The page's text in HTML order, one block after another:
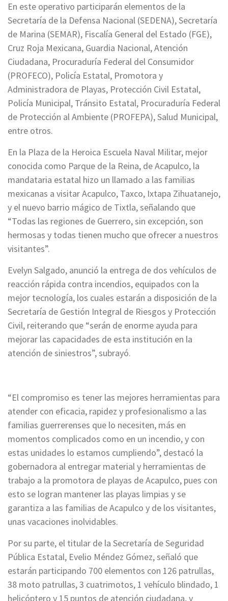
En este operativo participarán elementos de la
Secretaría de la Defensa Nacional (SEDENA), Secretaría
de Marina (SEMAR), Fiscalía General del Estado (FGE),
Cruz Roja Mexicana, Guardia Nacional, Atención
Ciudadana, Procuraduría Federal del Consumidor
(PROFECO), Policía Estatal, Promotora y
Administradora de Playas, Protección Civil Estatal,
Policía Municipal, Tránsito Estatal, Procuraduría Federal
de Protección al Ambiente (PROFEPA), Salud Municipal,
entre otros.
En la Plaza de la Heroica Escuela Naval Militar, mejor
conocida como Parque de la Reina, de Acapulco, la
mandataria estatal hizo un llamado a las familias
mexicanas a visitar Acapulco, Taxco, Ixtapa Zihuatanejo,
y el nuevo barrio mágico de Tixtla, señalando que
“Todas las regiones de Guerrero, sin excepción, son
hermosas y todas tienen mucho que ofrecer a nuestros
visitantes”.
Evelyn Salgado, anunció la entrega de dos vehículos de
reacción rápida contra incendios, equipados con la
mejor tecnología, los cuales estarán a disposición de la
Secretaría de Gestión Integral de Riesgos y Protección
Civil, reiterando que “serán de enorme ayuda para
mejorar las capacidades de esta institución en la
atención de siniestros”, subrayó.
“El compromiso es tener las mejores herramientas para
atender con eficacia, rapidez y profesionalismo a las
familias guerrerenses que lo necesiten, más en
momentos complicados como en un incendio, y con
estas unidades lo estamos cumpliendo”, destacó la
gobernadora al entregar material y herramientas de
trabajo a la promotora de playas de Acapulco, pues con
esto se logran mantener las playas limpias y se
garantiza a las familias de Acapulco y de los visitantes,
unas vacaciones inolvidables.
Por su parte, el titular de la Secretaría de Seguridad
Pública Estatal, Evelio Méndez Gómez, señaló que
estarán participando 700 elementos con 126 patrullas,
38 moto patrullas, 3 cuatrimotos, 1 vehículo blindado, 1
helicóptero y 15 puntos de atención ciudadana, y